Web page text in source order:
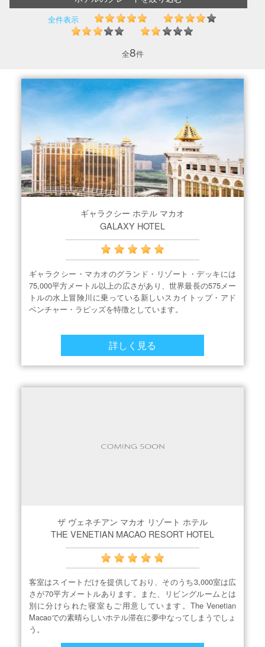
全件表示
全8件
ギャラクシー ホテル マカオ
GALAXY HOTEL
ギャラクシー・マカオのグランド・リゾート・デッキには
75,000平方メートル以上の広さがあり、世界最長の575メー
トルの水上冒険川に乗っている新しいスカイトップ・アド
ベンチャー・ラピッズを特徴としています。
詳しく見る
ザ ヴェネチアン マカオ リゾート ホテル
THE VENETIAN MACAO RESORT HOTEL
客室はスイートだけを提供しており、そのうち3,000室は広
さが70平方メートルあります。また、リビングルームとは
別に分けられた寝室もご用意しています。The Venetian
Macaoでの素晴らしいホテル滞在に夢中なってしまうでしょ
う。